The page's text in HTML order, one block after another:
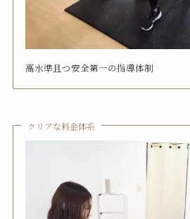
高水準且つ安全第一の指導体制
クリアな料金体系